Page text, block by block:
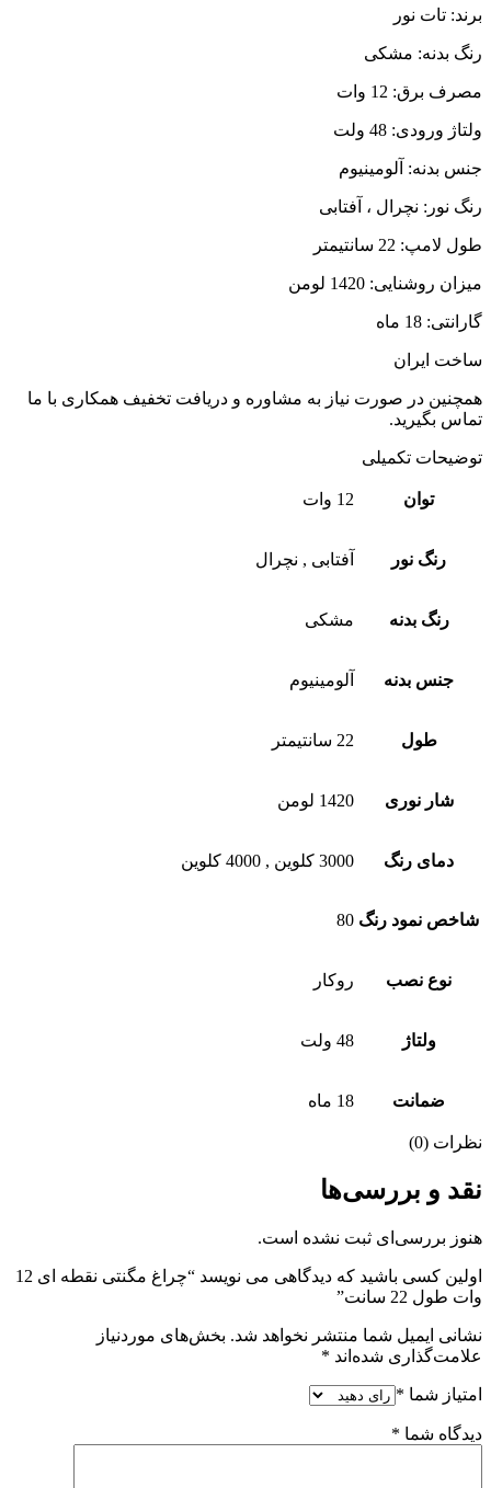
برند: تات نور
رنگ بدنه: مشکی
مصرف برق: 12 وات
ولتاژ ورودی: 48 ولت
جنس بدنه: آلومینیوم
رنگ نور: نچرال ، آفتابی
طول لامپ: 22 سانتیمتر
میزان روشنایی: 1420 لومن
گارانتی: 18 ماه
ساخت ایران
همچنین در صورت نیاز به مشاوره و دریافت تخفیف همکاری با ما
تماس بگیرید.
توضیحات تکمیلی
توان 12 وات
رنگ نور آفتابی , نچرال
رنگ بدنه مشکی
جنس بدنه آلومینیوم
طول 22 سانتیمتر
شار نوری 1420 لومن
دمای رنگ 3000 کلوین , 4000 کلوین
شاخص نمود رنگ 80
نوع نصب روکار
ولتاژ 48 ولت
ضمانت 18 ماه
نظرات (0)
نقد و بررسی‌ها
هنوز بررسی‌ای ثبت نشده است.
اولین کسی باشید که دیدگاهی می نویسد “چراغ مگنتی نقطه ای 12
وات طول 22 سانت”
نشانی ایمیل شما منتشر نخواهد شد. بخش‌های موردنیاز
علامت‌گذاری شده‌اند *
امتیاز شما *
دیدگاه شما *